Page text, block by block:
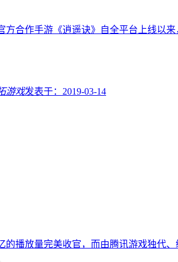
合作手游《逍遥诀》自全平台上线以
游戏发表于： 2019-03-14
播放量完美收官，而由腾讯游戏独代